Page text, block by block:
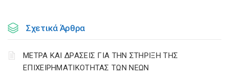
Σχετικά Άρθρα
ΜΕΤΡΑ ΚΑΙ ΔΡΑΣΕΙΣ ΓΙΑ ΤΗΝ ΣΤΗΡΙΞΗ ΤΗΣ
ΕΠΙΧΕΙΡΗΜΑΤΙΚΟΤΗΤΑΣ ΤΩΝ ΝΕΩΝ